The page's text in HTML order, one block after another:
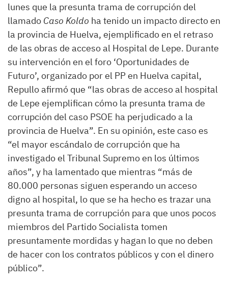
lunes que la presunta trama de corrupción del
llamado Caso Koldo ha tenido un impacto directo en
la provincia de Huelva, ejemplificado en el retraso
de las obras de acceso al Hospital de Lepe. Durante
su intervención en el foro ‘Oportunidades de
Futuro’, organizado por el PP en Huelva capital,
Repullo afirmó que “las obras de acceso al hospital
de Lepe ejemplifican cómo la presunta trama de
corrupción del caso PSOE ha perjudicado a la
provincia de Huelva”. En su opinión, este caso es
“el mayor escándalo de corrupción que ha
investigado el Tribunal Supremo en los últimos
años”, y ha lamentado que mientras “más de
80.000 personas siguen esperando un acceso
digno al hospital, lo que se ha hecho es trazar una
presunta trama de corrupción para que unos pocos
miembros del Partido Socialista tomen
presuntamente mordidas y hagan lo que no deben
de hacer con los contratos públicos y con el dinero
público”.